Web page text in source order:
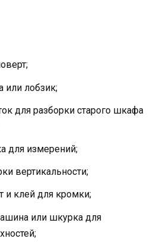
или лобзик;
для разборки старого шкафа
для измерений;
вертикальности;
и клей для кромки;
или шкурка для